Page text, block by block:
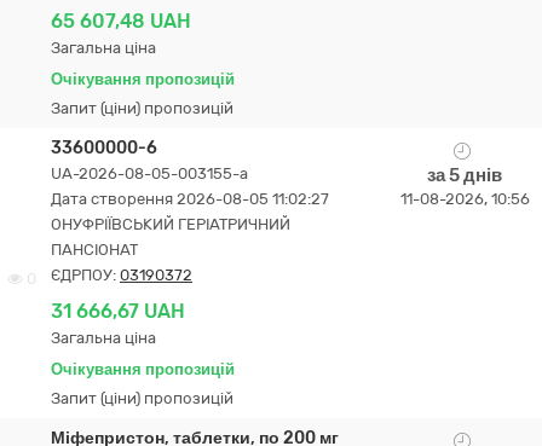
65 607,48 UAH
Загальна ціна
Очікування пропозицій
Запит (ціни) пропозицій
0
33600000-6
UA-2026-08-05-003155-a
Дата створення 2026-08-05 11:02:27
ОНУФРІЇВСЬКИЙ ГЕРІАТРИЧНИЙ
ПАНСІОНАТ
ЄДРПОУ: 03190372
31 666,67 UAH
Загальна ціна
Очікування пропозицій
Запит (ціни) пропозицій
за 5 днів
11-08-2026, 10:56
Міфепристон, таблетки, по 200 мг